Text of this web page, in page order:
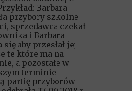
Barbara
przybory szkolne
sprzedawca czekał
i Barbara
się aby przesłał jej
te które ma na
a pozostałe w
terminie.
partię przyborów